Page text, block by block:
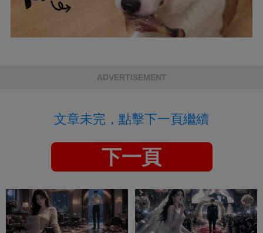
ADVERTISEMENT
文章未完，點擊下一頁繼續
下一頁